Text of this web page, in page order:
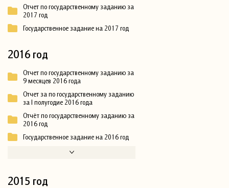
Отчет по государственному заданию за
2017 год
Государственное задание на 2017 год
2016 год
Отчет по государственному заданию за
9 месяцев 2016 года
Отчет за по государственному заданию
за I полугодие 2016 года
Отчёт по государственному заданию за
2016 год
Государственное задание на 2016 год
2015 год